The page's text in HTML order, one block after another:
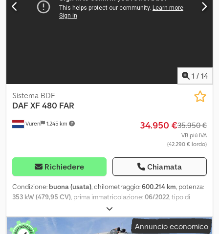
1 / 14
Vuren 1.245 km
Sistema BDF
DAF XF 480 FAR
34.950 €35.950 €
VB più IVA
(42.290 € lordo)
Richiedere Chiamata
Condizione: buona (usata), chilometraggio:600.214 km, potenza:
353 kW (479,95 CV) , prima immatricolazione:06/2022 , tipo di
, dimensione degli pneumatici:
configurazione degli assi:6x2, passo:4.400 mm, carburante:
diesel, colore: , cabina di guida:cabina letto, tipo di
Annuncio economico